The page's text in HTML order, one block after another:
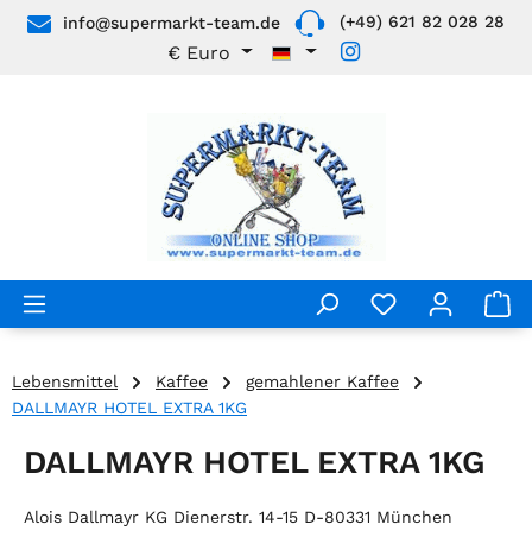
Zum Hauptinhalt springen
info@supermarkt-team.de (+49) 621 82 028 28
€ Euro
Lebensmittel Kaffee
gemahlener Kaffee
DALLMAYR HOTEL EXTRA 1KG
DALLMAYR HOTEL EXTRA 1KG
Alois Dallmayr KG Dienerstr. 14-15 D-80331 München